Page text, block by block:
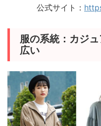
公式サイト：
服の系統：カジ
広い